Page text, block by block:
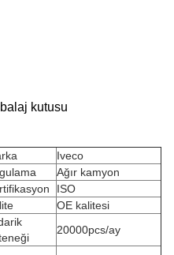
kutusu
Iveco
Ağır kamyon
ISO
OE kalitesi
20000pcs/ay